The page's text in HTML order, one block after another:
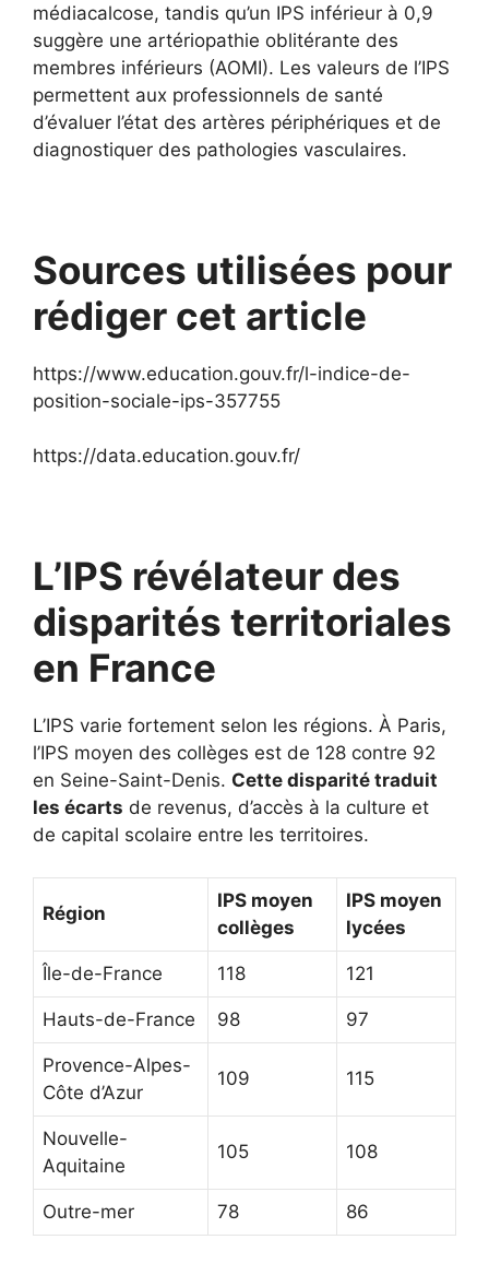
médiacalcose, tandis qu’un IPS inférieur à 0,9
suggère une artériopathie oblitérante des
membres inférieurs (AOMI). Les valeurs de l’IPS
permettent aux professionnels de santé
d’évaluer l’état des artères périphériques et de
diagnostiquer des pathologies vasculaires.
Sources utilisées pour
rédiger cet article
https://www.education.gouv.fr/l-indice-de-
position-sociale-ips-357755
https://data.education.gouv.fr/
L’IPS révélateur des
disparités territoriales
en France
L’IPS varie fortement selon les régions. À Paris,
l’IPS moyen des collèges est de 128 contre 92
en Seine-Saint-Denis. Cette disparité traduit
les écarts de revenus, d’accès à la culture et
de capital scolaire entre les territoires.
Région
IPS moyen
collèges
IPS moyen
lycées
Île-de-France 118 121
Hauts-de-France 98 97
Provence-Alpes-
Côte d’Azur
109 115
Nouvelle-
Aquitaine
105 108
Outre-mer 78 86